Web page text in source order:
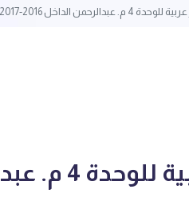
الداخل 2016-2017
الصف الثاني اختبار